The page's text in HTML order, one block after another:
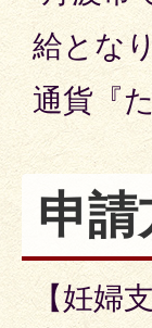
給とな
通貨『
申請
【妊婦